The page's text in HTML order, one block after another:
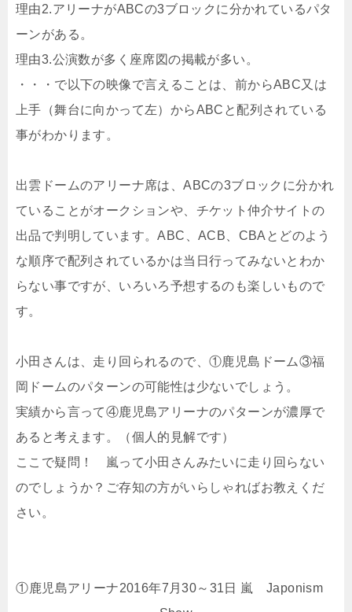
理由2.アリーナがABCの3ブロックに分かれているパタ
ーンがある。
理由3.公演数が多く座席図の掲載が多い。
・・・で以下の映像で言えることは、前からABC又は
上手（舞台に向かって左）からABCと配列されている
事がわかります。
出雲ドームのアリーナ席は、ABCの3ブロックに分かれ
ていることがオークションや、チケット仲介サイトの
出品で判明しています。ABC、ACB、CBAとどのよう
な順序で配列されているかは当日行ってみないとわか
らない事ですが、いろいろ予想するのも楽しいもので
す。
小田さんは、走り回られるので、①鹿児島ドーム③福
岡ドームのパターンの可能性は少ないでしょう。
実績から言って④鹿児島アリーナのパターンが濃厚で
あると考えます。（個人的見解です）
ここで疑問！ 嵐って小田さんみたいに走り回らない
のでしょうか？ご存知の方がいらしゃればお教えくだ
さい。
①鹿児島アリーナ2016年7月30～31日 嵐 Japonism